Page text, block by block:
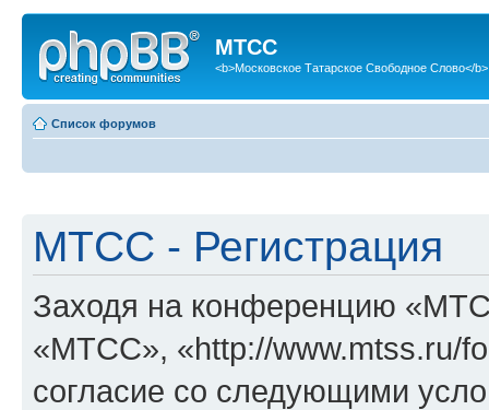
МТСС
<b>Московское Татарское Свободное Слово</b>
Список форумов
МТСС - Регистрация
Заходя на конференцию
«МТСС», «http://www.mtss.ru/
согласие со следующими